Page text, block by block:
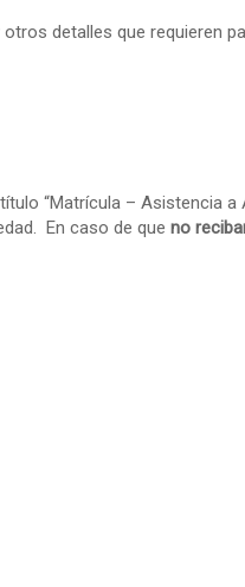
detalles que requieren
“Matrícula – Asistencia a
En caso de que no